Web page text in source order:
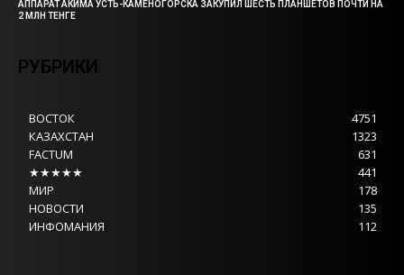
АППАРАТ АКИМА УСТЬ-КАМЕНОГОРСКА ЗАКУПИЛ ШЕСТЬ ПЛАНШЕТОВ ПОЧТИ НА
2 МЛН ТЕНГЕ
РУБРИКИ
ВОСТОК
4751
КАЗАХСТАН
1323
FACTUM
631
★★★★★
441
МИР
178
НОВОСТИ
135
ИНФОМАНИЯ
112